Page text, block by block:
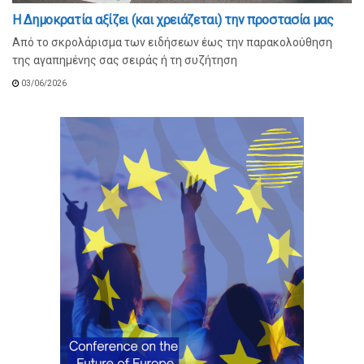
Η Δημοκρατία αξίζει (και χρειάζεται) την προστασία μας
Από το σκρολάρισμα των ειδήσεων έως την παρακολούθηση
της αγαπημένης σας σειράς ή τη συζήτηση
03/06/2026